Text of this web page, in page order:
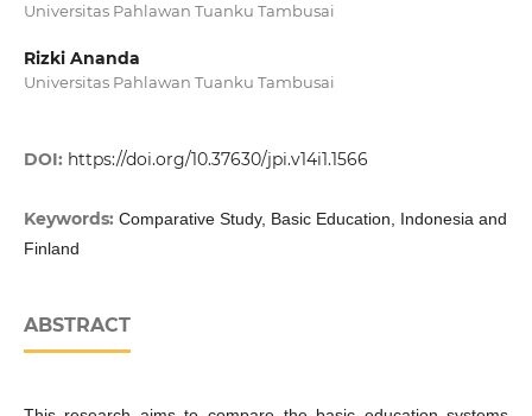
Universitas Pahlawan Tuanku Tambusai
Rizki Ananda
Universitas Pahlawan Tuanku Tambusai
DOI: https://doi.org/10.37630/jpi.v14i1.1566
Keywords: Comparative Study, Basic Education, Indonesia and
Finland
ABSTRACT